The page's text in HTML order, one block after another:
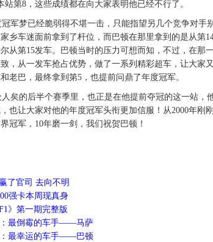
站第8，这些成绩都在向大家表明他已经不行了。
军梦已经脆弱得不堪一击，只能指望另几个竞争对手
乡车迷面前拿到了杆位，而巴顿在那里拿到的是从第
从第15发车。巴顿当时的压力可想而知，不过，在那
，从一发车抢占优势，做了一系列精彩超车，让大家
老巴，最终拿到第5，也提前问鼎了年度冠军。
矣的后半个赛季里，也正是在他提前夺冠的这一站，
也让大家对他的年度冠军头衔更加信服！从2000年刚
冠军，10年磨一剑，我们祝贺巴顿！
了官司 去向不明
强卡本周现真身
》第一期完整版
：最倒霉的车手——马萨
：最幸运的车手——巴顿